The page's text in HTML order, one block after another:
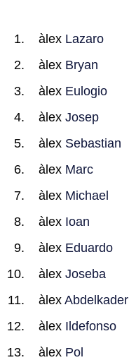
àlex Lazaro
àlex Bryan
àlex Eulogio
àlex Josep
àlex Sebastian
àlex Marc
àlex Michael
àlex Ioan
àlex Eduardo
àlex Joseba
àlex Abdelkader
àlex Ildefonso
àlex Pol